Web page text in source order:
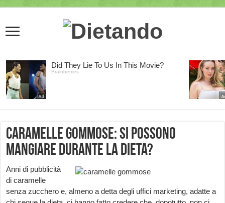
Caramelle gommose: si possono
mangiare durante la dieta?
Anni di pubblicità
di caramelle
senza zucchero e, almeno a detta degli uffici marketing, adatte a